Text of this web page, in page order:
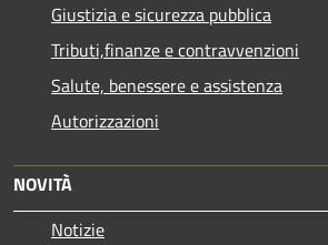
Giustizia e sicurezza pubblica
Tributi,finanze e contravvenzioni
Salute, benessere e assistenza
Autorizzazioni
NOVITÀ
Notizie